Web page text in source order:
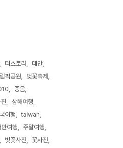
티스토리
대만
픽공원
벚꽃축제
중음
상해여행
여행
taiwan
만여행
주말여행
벚꽃사진
꽃사진